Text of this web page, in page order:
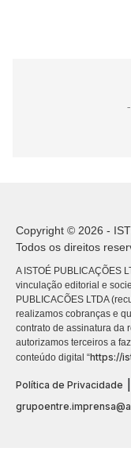
Copyright © 2026 -
Todos os direitos
A ISTOÉ PUBLICAÇÕES
vinculação editorial e
PUBLICACÕES LTDA
realizamos cobranças e
contrato de assinatura da
autorizamos terceiros a
conteúdo digital “https://
Política de Privacidade